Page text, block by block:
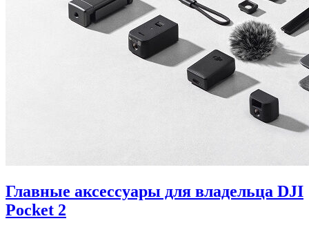
Главные аксессуары для владельца DJI
Pocket 2